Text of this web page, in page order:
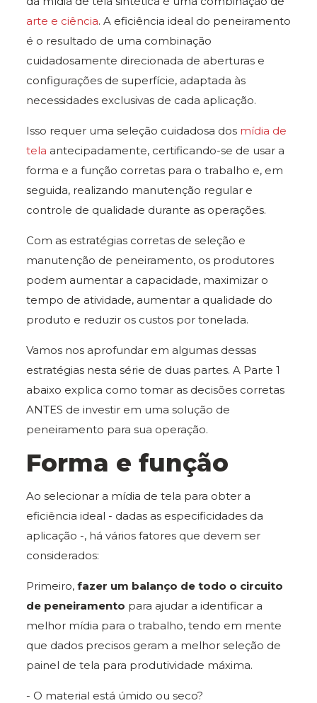
arte e ciência. A eficiência ideal do peneiramento
é o resultado de uma combinação
cuidadosamente direcionada de aberturas e
configurações de superfície, adaptada às
necessidades exclusivas de cada aplicação.
Isso requer uma seleção cuidadosa dos mídia de
tela antecipadamente, certificando-se de usar a
forma e a função corretas para o trabalho e, em
seguida, realizando manutenção regular e
controle de qualidade durante as operações.
Com as estratégias corretas de seleção e
manutenção de peneiramento, os produtores
podem aumentar a capacidade, maximizar o
tempo de atividade, aumentar a qualidade do
produto e reduzir os custos por tonelada.
Vamos nos aprofundar em algumas dessas
estratégias nesta série de duas partes. A Parte 1
abaixo explica como tomar as decisões corretas
ANTES de investir em uma solução de
peneiramento para sua operação.
Forma e função
Ao selecionar a mídia de tela para obter a
eficiência ideal - dadas as especificidades da
aplicação -, há vários fatores que devem ser
considerados:
Primeiro, fazer um balanço de todo o circuito
de peneiramento para ajudar a identificar a
melhor mídia para o trabalho, tendo em mente
que dados precisos geram a melhor seleção de
painel de tela para produtividade máxima.
- O material está úmido ou seco?